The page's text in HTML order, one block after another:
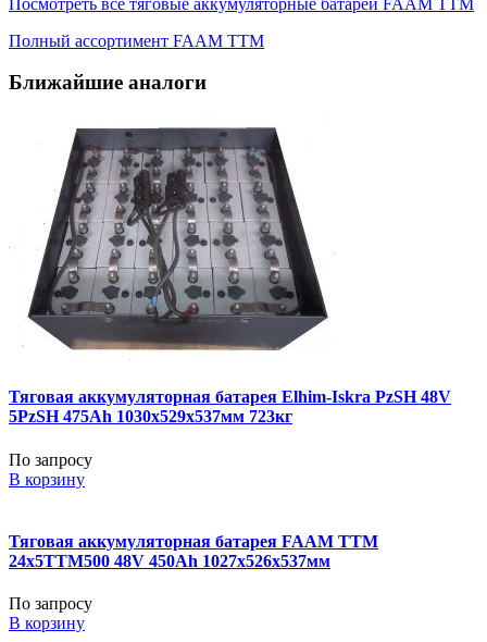
Полный ассортимент FAAM TTM
Ближайшие аналоги
Тяговая аккумуляторная батарея Elhim-Iskra PzSH 48V
5PzSH 475Ah 1030x529x537мм 723кг
По запросу
В корзину
Тяговая аккумуляторная батарея FAAM TTM
24x5TTM500 48V 450Ah 1027x526x537мм
По запросу
В корзину